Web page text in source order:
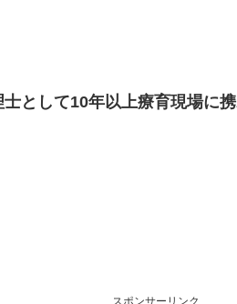
として10年以上療育現場に